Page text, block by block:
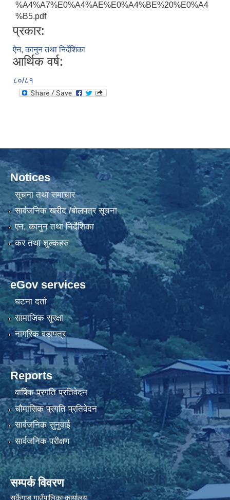
%A4%A7%E0%A4%AE%E0%A4%BE%20%E0%A4
%B5.pdf
प्रकार:
ऐन, कानुन तथा निर्देशिका
आर्थिक वर्ष:
८०/८१
Notices
सूचना तथा समाचार
सार्वजनिक खरीद /बोलपत्र सूचना
एन, कानुन तथा निर्देशिका
कर तथा शुल्कहरु
eGov services
घटना दर्ता
सामाजिक सुरक्षा
नागरिक वडापत्र
Reports
वार्षिक प्रगति प्रतिवेदन
चौमासिक प्रगति प्रतिवेदन
सार्वजनिक सुनुवाई
सार्वजनिक परीक्षण
सम्पर्क विवरण
सर्केगाड गाउँपालिका कार्यालय